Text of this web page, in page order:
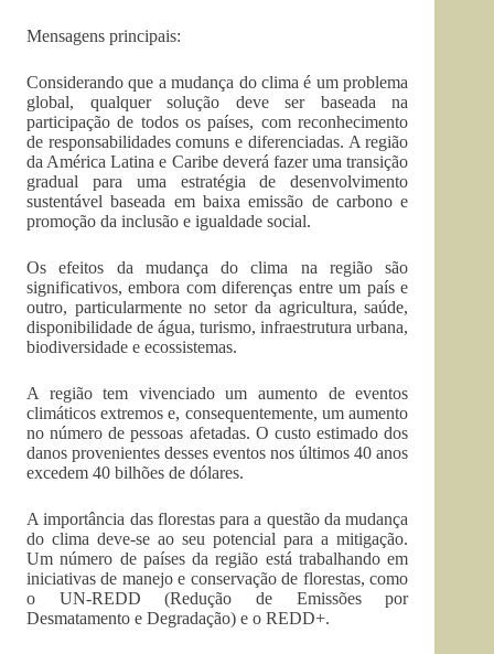
Mensagens principais:
Considerando que a mudança do clima é um problema
global, qualquer solução deve ser baseada na
participação de todos os países, com reconhecimento
de responsabilidades comuns e diferenciadas. A região
da América Latina e Caribe deverá fazer uma transição
gradual para uma estratégia de desenvolvimento
sustentável baseada em baixa emissão de carbono e
promoção da inclusão e igualdade social.
Os efeitos da mudança do clima na região são
significativos, embora com diferenças entre um país e
outro, particularmente no setor da agricultura, saúde,
disponibilidade de água, turismo, infraestrutura urbana,
biodiversidade e ecossistemas.
A região tem vivenciado um aumento de eventos
climáticos extremos e, consequentemente, um aumento
no número de pessoas afetadas. O custo estimado dos
danos provenientes desses eventos nos últimos 40 anos
excedem 40 bilhões de dólares.
A importância das florestas para a questão da mudança
do clima deve-se ao seu potencial para a mitigação.
Um número de países da região está trabalhando em
iniciativas de manejo e conservação de florestas, como
o UN-REDD (Redução de Emissões por
Desmatamento e Degradação) e o REDD+.